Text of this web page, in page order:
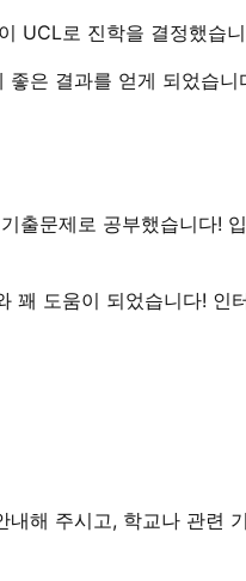
UCL로 진학을 결정했습
은 결과를 얻게 되었습니
출문제로 공부했습니다!
도움이 되었습니다! 인
해 주시고, 학교나 관련